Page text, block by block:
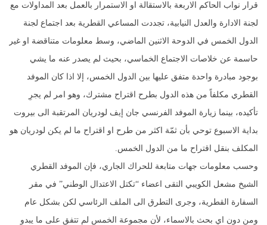
قرار نواب الحاكم الاربعة بالاستقالة او الاستمرار بالعمل بعد المداولات مع
لجنة الادارة والعدل النيابية، تجددت المساعي القطرية بعد اجتماع لجنة
الدول الخمس في الدوحة الاثنين الماضي، وسط معلومات متناقضة او غير
حاسمة عن خلاصات الاجتماع الخماسي، بحيث لم يصدر عنه ما يشي
بوجود مبادرة واحدة متفق عليها بين الدول الخمس، إلا اذا كان الموفد
القطري مكلفاً من هذه الدول بطرح اقتراح مشترك، وهو امر لم يجرِ
تأكيده، بينما زيارة الموفد الفرنسي جان إيف لودريان المرتقبة الى بيروت
بداية الاسبوع توحي بأن ثمّة اكثر من طرح او اقتراح ما لم يكن لودريان هو
المكلف بنقل اقتراح ما من الدول الخمس.
وحسب معلومات جهات متابعة للحراك الجاري، فإن الموفد القطري
الشيخ مشعل الكويبي التقى اعضاء “تكتل الاعتدال الوطني” في مقر
السفارة القطرية، وجرى التطرق الى الملف الرئاسي لكن بشكل عام
ومن دون اي بحث بالاسماء، لأن مجموعة الخمس لم تتفق على ما يبدو